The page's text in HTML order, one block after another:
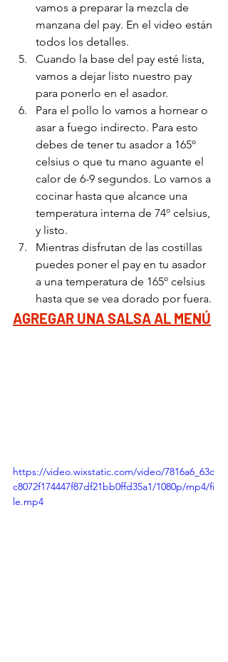
vamos a preparar la mezcla de
manzana del pay. En el video están
todos los detalles.
Cuando la base del pay esté lista,
vamos a dejar listo nuestro pay
para ponerlo en el asador.
Para el pollo lo vamos a hornear o
asar a fuego indirecto. Para esto
debes de tener tu asador a 165º
celsius o que tu mano aguante el
calor de 6-9 segundos. Lo vamos a
cocinar hasta que alcance una
temperatura interna de 74º celsius,
y listo.
Mientras disfrutan de las costillas
puedes poner el pay en tu asador
a una temperatura de 165º celsius
hasta que se vea dorado por fuera.
AGREGAR UNA SALSA AL MENÚ
https://video.wixstatic.com/video/7816a6_63c
c8072f174447f87df21bb0ffd35a1/1080p/mp4/fi
le.mp4